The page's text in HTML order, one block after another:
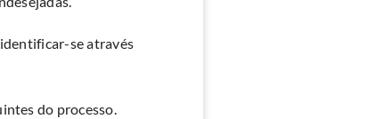
se através
do processo.